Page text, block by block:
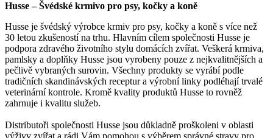
Husse – Švédské krmivo pro psy, kočky a koně
Husse je švédský výrobce krmiv pro psy, kočky a koně s více než
30 letou zkušeností na trhu. Hlavním cílem společnosti Husse je
podpora zdravého životního stylu domácích zvířat. Veškerá krmiva,
pamlsky a doplňky Husse jsou vyrobeny pouze z nejkvalitnějších a
pečlivě vybraných surovin. Všechny produkty se vyrábí podle
tradičních skandinávských receptur a výrobní linky podléhají trvalé
veterinární kontrole. Kromě kvality produktů Husse to rovněž
zahrnuje i kvalitu služeb.
Distributoři společnosti Husse jsou důkladně proškoleni v oblasti